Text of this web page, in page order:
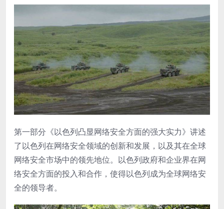
第一部分《以色列凸显网络安全方面的强大实力》讲述
了以色列在网络安全领域的创新和发展，以及其在全球
网络安全市场中的领先地位。以色列政府和企业界在网
络安全方面的投入和合作，使得以色列成为全球网络安
全的领导者。